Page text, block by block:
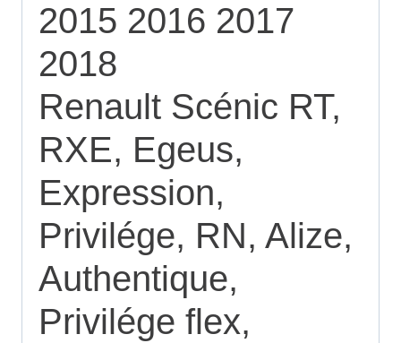
2015 2016 2017
2018
Renault Scénic RT,
RXE, Egeus,
Expression,
Privilége, RN, Alize,
Authentique,
Privilége flex,